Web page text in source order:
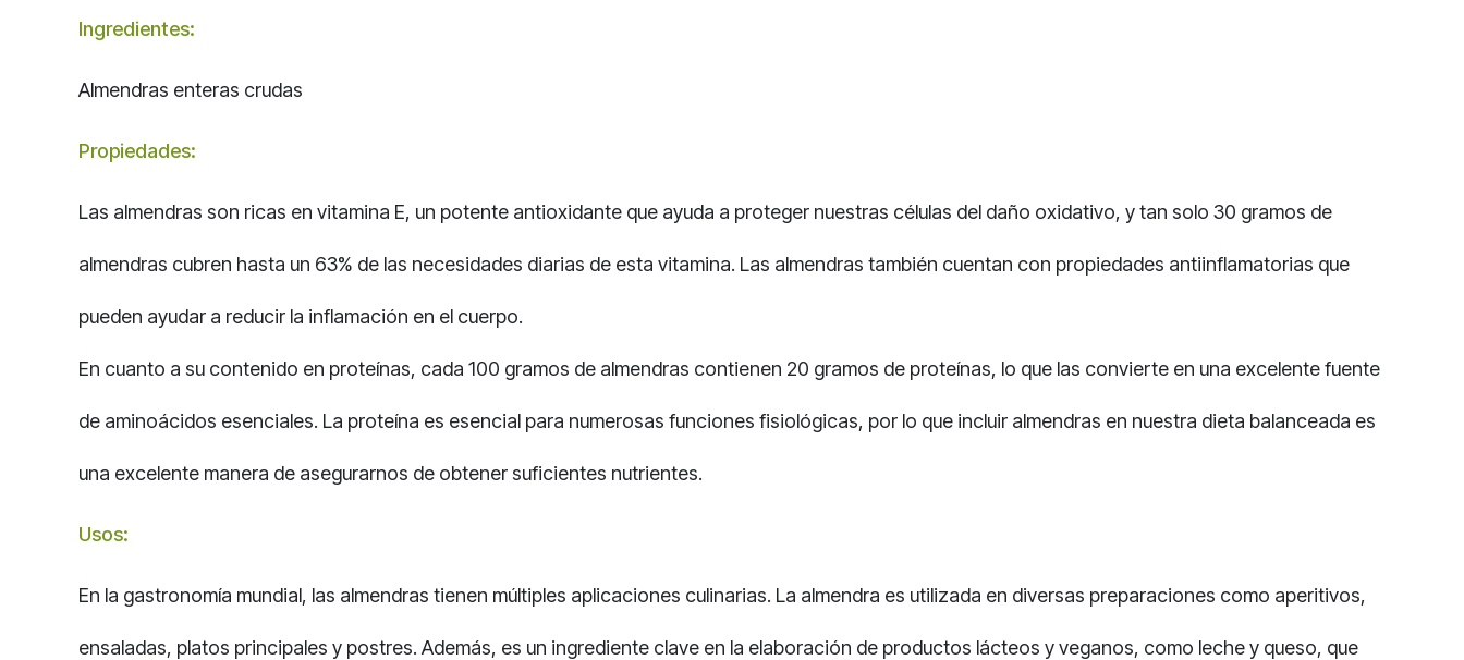
Ingredientes:
Almendras enteras crudas
Propiedades:
Las almendras son ricas en vitamina E, un potente antioxidante que ayuda a proteger nuestras células del daño oxidativo, y tan solo 30 gramos de
almendras cubren hasta un 63% de las necesidades diarias de esta vitamina. Las almendras también cuentan con propiedades antiinflamatorias que
pueden ayudar a reducir la inflamación en el cuerpo.
En cuanto a su contenido en proteínas, cada 100 gramos de almendras contienen 20 gramos de proteínas, lo que las convierte en una excelente fuente
de aminoácidos esenciales. La proteína es esencial para numerosas funciones fisiológicas, por lo que incluir almendras en nuestra dieta balanceada es
una excelente manera de asegurarnos de obtener suficientes nutrientes.
Usos:
En la gastronomía mundial, las almendras tienen múltiples aplicaciones culinarias. La almendra es utilizada en diversas preparaciones como aperitivos,
ensaladas, platos principales y postres. Además, es un ingrediente clave en la elaboración de productos lácteos y veganos, como leche y queso, que